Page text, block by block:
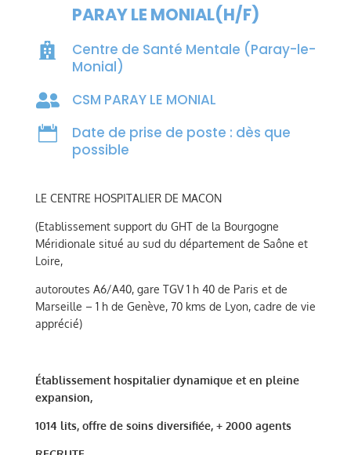
PARAY LE MONIAL(H/F)

Centre de Santé Mentale (Paray-le-
Monial)

CSM PARAY LE MONIAL

Date de prise de poste : dès que
possible
LE CENTRE HOSPITALIER DE MACON
(Etablissement support du GHT de la Bourgogne
Méridionale situé au sud du département de Saône et
Loire,
autoroutes A6/A40, gare TGV 1 h 40 de Paris et de
Marseille – 1 h de Genève, 70 kms de Lyon, cadre de vie
apprécié)
Établissement hospitalier dynamique et en pleine
expansion,
1014 lits, offre de soins diversifiée, + 2000 agents